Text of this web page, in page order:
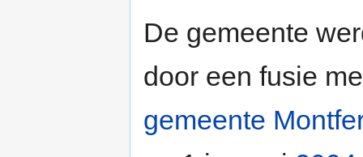
De gemeente
door een fusie
gemeente